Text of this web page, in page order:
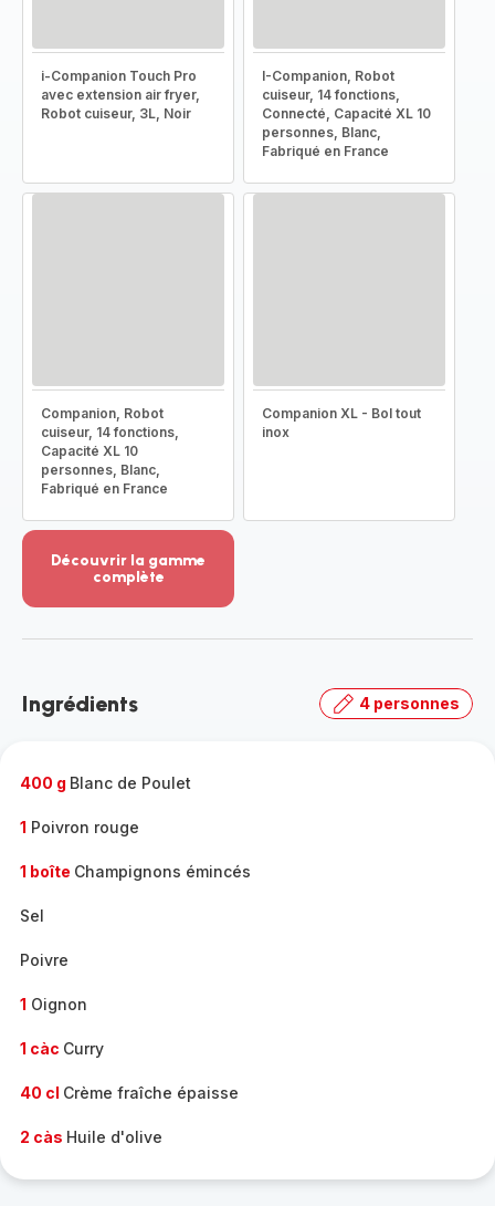
i-Companion Touch Pro
avec extension air fryer,
Robot cuiseur, 3L, Noir
I-Companion, Robot
cuiseur, 14 fonctions,
Connecté, Capacité XL 10
personnes, Blanc,
Fabriqué en France
Companion, Robot
cuiseur, 14 fonctions,
Capacité XL 10
personnes, Blanc,
Fabriqué en France
Companion XL - Bol tout
inox
Découvrir la gamme
complète
-
gamme
Ingrédients 4 personnes
400 g Blanc de Poulet
1 Poivron rouge
1 boîte Champignons émincés
Sel
Poivre
1 Oignon
1 càc Curry
40 cl Crème fraîche épaisse
2 càs Huile d'olive